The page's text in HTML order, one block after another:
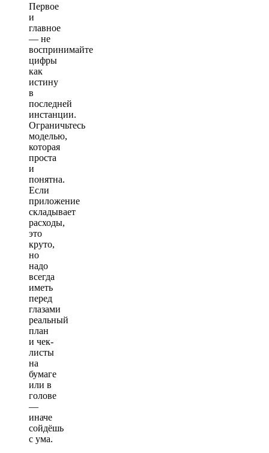
Первое
и
главное
— не
воспринимайте
цифры
как
истину
в
последней
инстанции.
Ограничьтесь
моделью,
которая
проста
и
понятна.
Если
приложение
складывает
расходы,
это
круто,
но
надо
всегда
иметь
перед
глазами
реальный
план
и чек-
листы
на
бумаге
или в
голове
—
иначе
сойдёшь
с ума.